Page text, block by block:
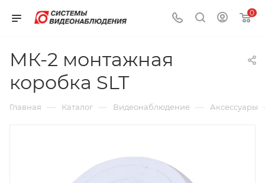
0
МК-2 монтажная
коробка SLT
Главная — Каталог — Видеонаблюдение — Аксессуары